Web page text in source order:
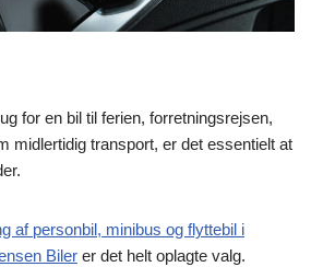
for en bil til ferien, forretningsrejsen,
midlertidig transport, er det essentielt at
af personbil, minibus og flyttebil i
Biler er det helt oplagte valg.